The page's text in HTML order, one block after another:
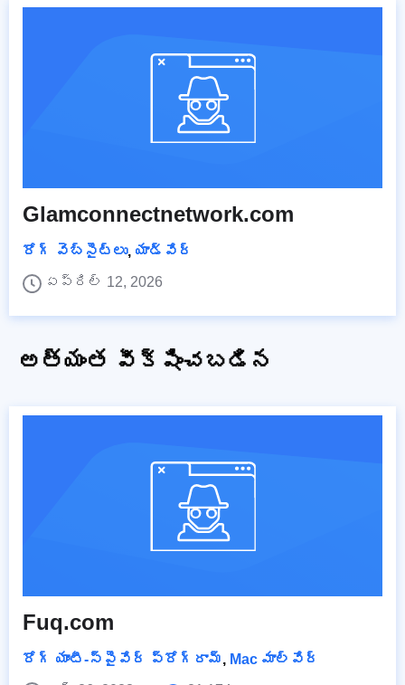
Glamconnectnetwork.com
రోగ్ వెబ్‌సైట్‌లు, యాడ్వేర్
ఏప్రిల్ 12, 2026
అత్యంత వీక్షించబడిన
Fuq.com
రోగ్ యాంటీ-స్పైవేర్ ప్రోగ్రామ్, Mac మాల్వేర్